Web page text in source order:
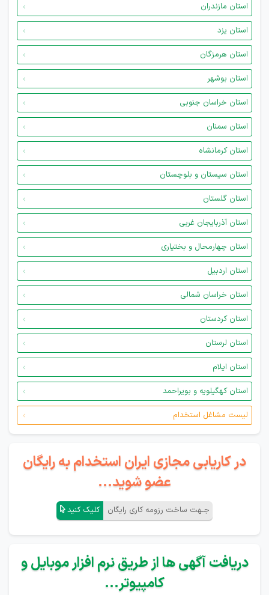
استان مازندران
استان یزد
استان هرمزگان
استان بوشهر
استان خراسان جنوبی
استان سمنان
استان کرمانشاه
استان سیستان و بلوچستان
استان گلستان
استان آذربایجان غربی
استان چهارمحال و بختیاری
استان اردبیل
استان خراسان شمالی
استان کردستان
استان لرستان
استان ایلام
استان کهگیلویه و بویراحمد
لیست مشاغل استخدام
در کاریابی مجازی ایران استخدام به رایگان
عضو شوید...
جـهت ساخت رزومه کاری رایگان کلیک کنید
دریافت آگهی ها از طریق نرم افزار موبایل و
کامپیوتر...